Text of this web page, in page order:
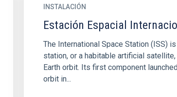
INSTALACIÓN
Estación Espacial
The International Space Station (ISS)
station, or a habitable artificial
Earth orbit. Its first component
orbit in...